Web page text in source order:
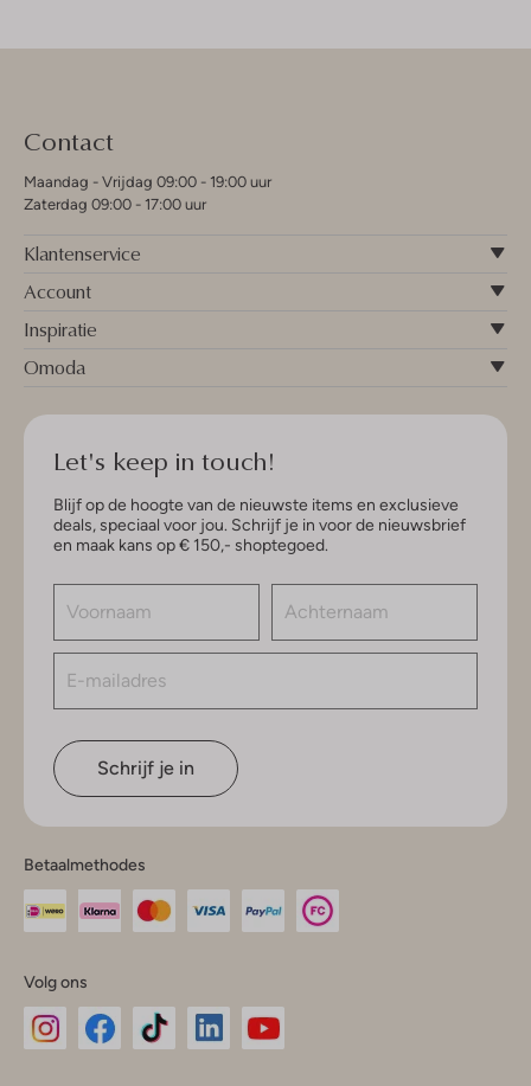
Contact
Maandag - Vrijdag 09:00 - 19:00 uur
Zaterdag 09:00 - 17:00 uur
Klantenservice
Account
Inspiratie
Omoda
Let's keep in touch!
Blijf op de hoogte van de nieuwste items en exclusieve
deals, speciaal voor jou. Schrijf je in voor de nieuwsbrief
en maak kans op € 150,- shoptegoed.
Schrijf je in
Betaalmethodes
Volg ons